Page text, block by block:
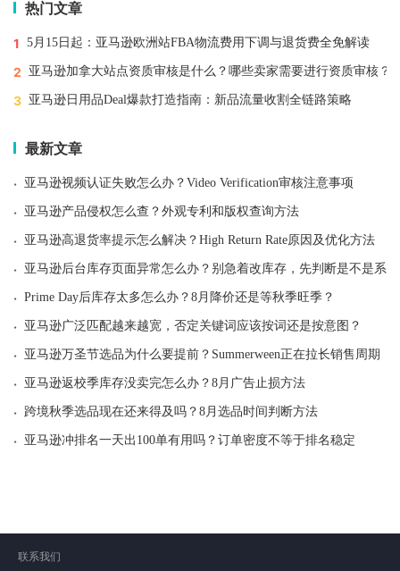
热门文章
1 5月15日起：亚马逊欧洲站FBA物流费用下调与退货费全免解读
2 亚马逊加拿大站点资质审核是什么？哪些卖家需要进行资质审核？
3 亚马逊日用品Deal爆款打造指南：新品流量收割全链路策略
最新文章
· 亚马逊视频认证失败怎么办？Video Verification审核注意事项
· 亚马逊产品侵权怎么查？外观专利和版权查询方法
· 亚马逊高退货率提示怎么解决？High Return Rate原因及优化方法
· 亚马逊后台库存页面异常怎么办？别急着改库存，先判断是不是系
· Prime Day后库存太多怎么办？8月降价还是等秋季旺季？
· 亚马逊广泛匹配越来越宽，否定关键词应该按词还是按意图？
· 亚马逊万圣节选品为什么要提前？Summerween正在拉长销售周期
· 亚马逊返校季库存没卖完怎么办？8月广告止损方法
· 跨境秋季选品现在还来得及吗？8月选品时间判断方法
· 亚马逊冲排名一天出100单有用吗？订单密度不等于排名稳定
联系我们